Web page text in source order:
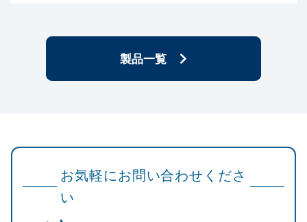
製品一覧
お気軽にお問い合わせくださ
い